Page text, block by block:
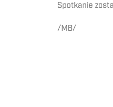
Spotkanie
/MB/